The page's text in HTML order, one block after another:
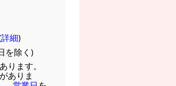
詳細)
を除く)
ります。
ありま